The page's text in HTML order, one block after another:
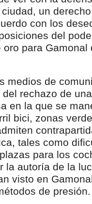
un
con los
del
oro para
medios de
rechazo de
en la que se
bici, zonas
tales como
para los
la autoría de la
visto en
de presión.